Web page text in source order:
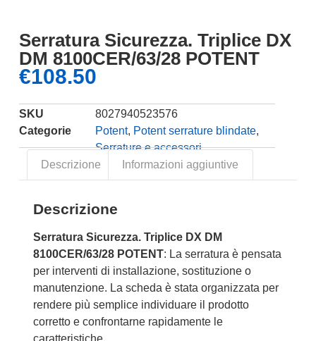
Serratura Sicurezza. Triplice DX
DM 8100CER/63/28 POTENT
€108.50
SKU
8027940523576
Categorie
Potent, Potent serrature blindate,
Serrature e accessori
Descrizione
Informazioni aggiuntive
Descrizione
Serratura Sicurezza. Triplice DX DM
8100CER/63/28 POTENT: La serratura è pensata
per interventi di installazione, sostituzione o
manutenzione. La scheda è stata organizzata per
rendere più semplice individuare il prodotto
corretto e confrontarne rapidamente le
caratteristiche.